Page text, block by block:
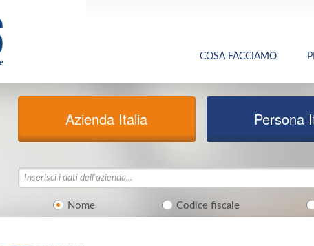
COSA FACCIAMO
Azienda Italia Persona
Nome Codice fiscale